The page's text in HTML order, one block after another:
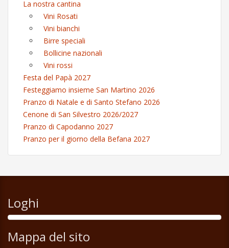
La nostra cantina
Vini Rosati
Vini bianchi
Birre speciali
Bollicine nazionali
Vini rossi
Festa del Papà 2027
Festeggiamo insieme San Martino 2026
Pranzo di Natale e di Santo Stefano 2026
Cenone di San Silvestro 2026/2027
Pranzo di Capodanno 2027
Pranzo per il giorno della Befana 2027
Loghi
Mappa del sito